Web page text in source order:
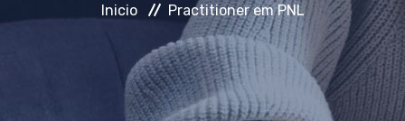
FALE CONOSCO
Inicio Practitioner em PNL